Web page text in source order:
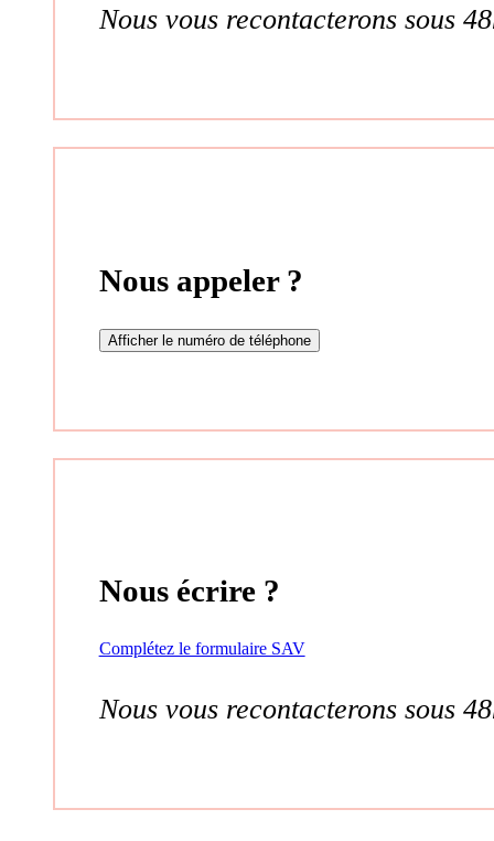
Nous vous recontacterons sous
Nous appeler ?
Afficher le numéro de téléphone
Nous écrire ?
Complétez le formulaire SAV
Nous vous recontacterons sous